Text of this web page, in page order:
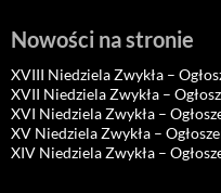
Nowości na stronie
XVIII Niedziela Zwykła –
XVII Niedziela Zwykła –
XVI Niedziela Zwykła –
XV Niedziela Zwykła –
XIV Niedziela Zwykła –